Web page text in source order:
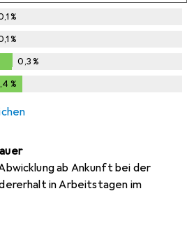
%
%
0,3%
%
ab Ankunft bei der
in Arbeitstagen im